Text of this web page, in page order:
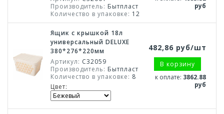
Производитель: Бытпласт
Количество в упаковке: 12
руб
Ящик с крышкой 18л
универсальный DELUXE
380*276*220мм
Артикул: С32059
Производитель: Бытпласт
Количество в упаковке: 8
Цвет:
482,86 руб/шт
В корзину
к оплате: 3862.88
руб